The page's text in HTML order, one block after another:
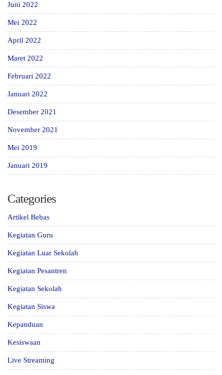
Juni 2022
Mei 2022
April 2022
Maret 2022
Februari 2022
Januari 2022
Desember 2021
November 2021
Mei 2019
Januari 2019
Categories
Artikel Bebas
Kegiatan Guru
Kegiatan Luar Sekolah
Kegiatan Pesantren
Kegiatan Sekolah
Kegiatan Siswa
Kepanduan
Kesiswaan
Live Streaming